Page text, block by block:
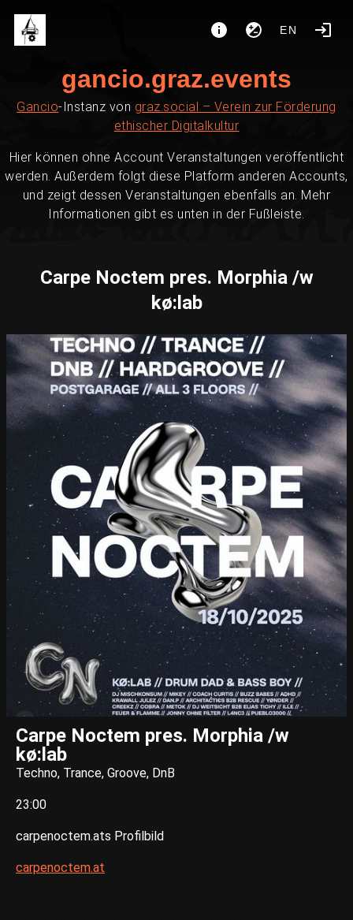
EN
gancio.graz.events
Gancio-Instanz von graz.social – Verein zur Förderung
ethischer Digitalkultur
Hier können ohne Account Veranstaltungen veröffentlicht
werden. Außerdem folgt diese Platform anderen Accounts,
und zeigt dessen Veranstaltungen ebenfalls an. Mehr
Informationen gibt es unten in der Fußleiste.
Carpe Noctem pres. Morphia /w
kø:lab
Carpe Noctem pres. Morphia /w
kø:lab
Techno, Trance, Groove, DnB
23:00
carpenoctem.ats Profilbild
carpenoctem.at